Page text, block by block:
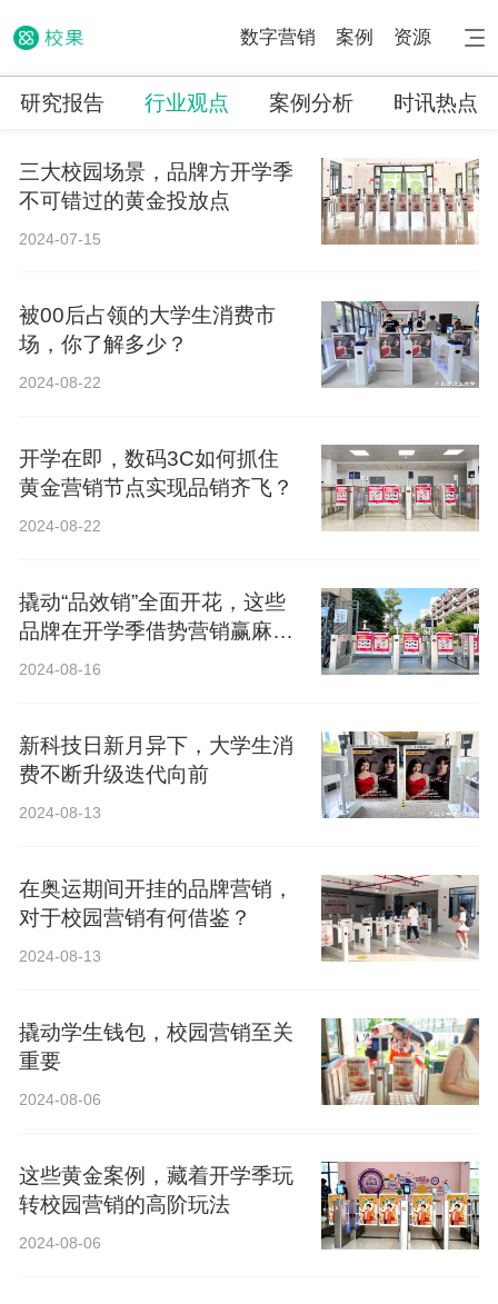
数字营销 案例 资源
研究报告 行业观点 案例分析 时讯热点
三大校园场景，品牌方开学季
不可错过的黄金投放点
2024-07-15
被00后占领的大学生消费市
场，你了解多少？
2024-08-22
开学在即，数码3C如何抓住
黄金营销节点实现品销齐飞？
2024-08-22
撬动“品效销”全面开花，这些
品牌在开学季借势营销赢麻
了！
2024-08-16
新科技日新月异下，大学生消
费不断升级迭代向前
2024-08-13
在奥运期间开挂的品牌营销，
对于校园营销有何借鉴？
2024-08-13
撬动学生钱包，校园营销至关
重要
2024-08-06
这些黄金案例，藏着开学季玩
转校园营销的高阶玩法
2024-08-06